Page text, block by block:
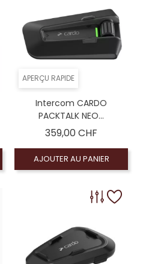
APERÇU RAPIDE
Intercom CARDO
PACKTALK NEO...
359,00 CHF
AJOUTER AU PANIER